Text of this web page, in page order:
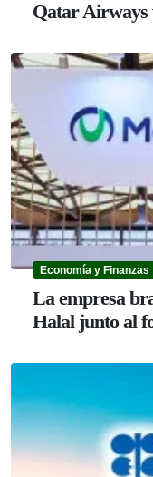
Qatar Airways
Economía y Finanzas
La empresa
Halal junto al